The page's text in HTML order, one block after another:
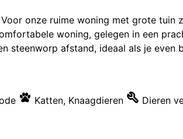
onze ruime woning met grote
woning, gelegen in een
steenworp afstand, ideaal als je even
Katten, Knaagdieren Dieren